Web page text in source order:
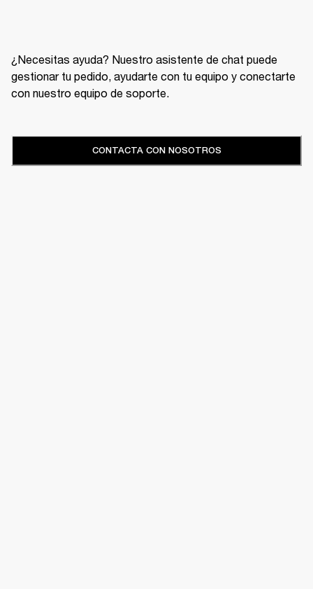
¿Necesitas ayuda? Nuestro asistente de chat puede
gestionar tu pedido, ayudarte con tu equipo y conectarte
con nuestro equipo de soporte.
CONTACTA CON NOSOTROS